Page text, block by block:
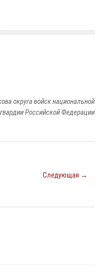
округа войск национальной
гвардии Российской Федерации
Следующая →